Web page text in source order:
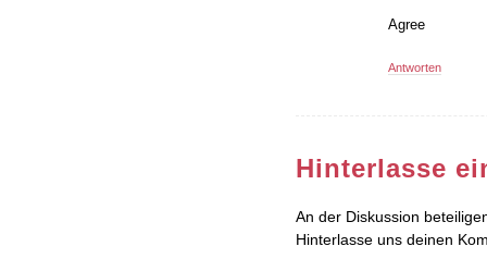
Agree
Antworten
Hinterlasse
An der Diskussion
Hinterlasse uns deinen